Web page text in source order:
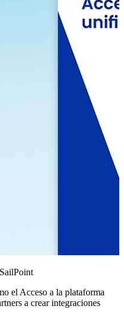
el Acceso a la plataforma
a crear integraciones